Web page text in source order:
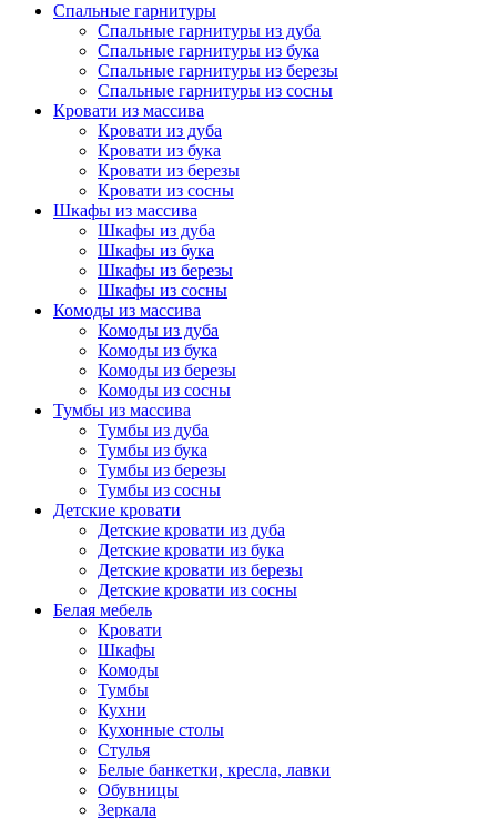
Спальные гарнитуры
Спальные гарнитуры из дуба
Спальные гарнитуры из бука
Спальные гарнитуры из березы
Спальные гарнитуры из сосны
Кровати из массива
Кровати из дуба
Кровати из бука
Кровати из березы
Кровати из сосны
Шкафы из массива
Шкафы из дуба
Шкафы из бука
Шкафы из березы
Шкафы из сосны
Комоды из массива
Комоды из дуба
Комоды из бука
Комоды из березы
Комоды из сосны
Тумбы из массива
Тумбы из дуба
Тумбы из бука
Тумбы из березы
Тумбы из сосны
Детские кровати
Детские кровати из дуба
Детские кровати из бука
Детские кровати из березы
Детские кровати из сосны
Белая мебель
Кровати
Шкафы
Комоды
Тумбы
Кухни
Кухонные столы
Стулья
Белые банкетки, кресла, лавки
Обувницы
Зеркала